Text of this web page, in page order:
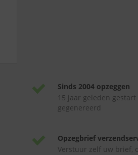
Sinds 2004 opzeggen
15 jaar geleden
gegenereerd
Opzegbrief
Verstuur zelf uw brief,